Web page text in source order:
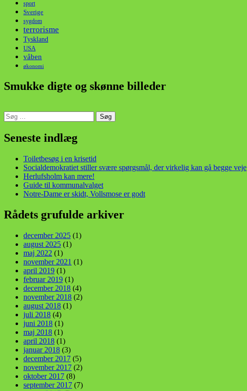
sport
Sverige
sygdom
terrorisme
Tyskland
USA
våben
økonomi
Smukke digte og skønne billeder
Søg
efter:
Seneste indlæg
Toiletbesøg i en krisetid
Socialdemokratiet stiller svære spørgsmål, der virkelig kan gå begge veje
Herlufsholm kan mere!
Guide til kommunalvalget
Notre-Dame er skidt, Vollsmose er godt
Rådets grufulde arkiver
december 2025 (1)
august 2025 (1)
maj 2022 (1)
november 2021 (1)
april 2019 (1)
februar 2019 (1)
december 2018 (4)
november 2018 (2)
august 2018 (1)
juli 2018 (4)
juni 2018 (1)
maj 2018 (1)
april 2018 (1)
januar 2018 (3)
december 2017 (5)
november 2017 (2)
oktober 2017 (8)
september 2017 (7)